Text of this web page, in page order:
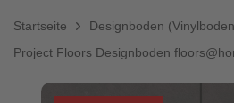
Startseite Designboden
Project Floors Designboden